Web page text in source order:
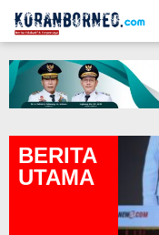
konten
BERITA
UTAMA